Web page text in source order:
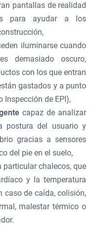
pantallas de realidad
para ayudar a los
iluminarse cuando
demasiado oscuro,
con los que entran
gastados y a punto
Inspección de EPI),
capaz de analizar
postura del usuario y
gracias a sensores
del pie en el suelo,
particular chalecos, que
y la temperatura
caso de caída, colisión,
malestar térmico o